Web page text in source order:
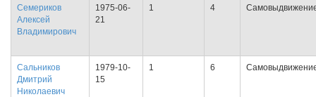
Семериков
Алексей
Владимирович
1975-06-
21
1 4
Сальников
Дмитрий
Николаевич
1979-10-
15
1 6